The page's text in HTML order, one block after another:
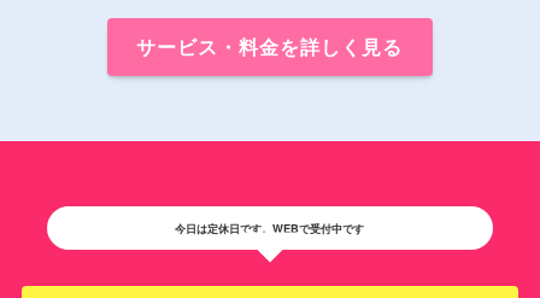
サービス・料金を詳しく見る
今日は定休日です。WEBで受付中です